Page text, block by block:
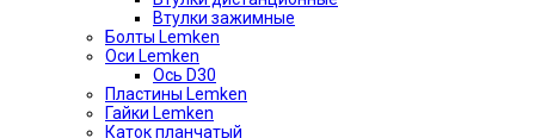
Втулки зажимные
Болты Lemken
Оси Lemken
Ось D30
Пластины Lemken
Гайки Lemken
Каток планчатый